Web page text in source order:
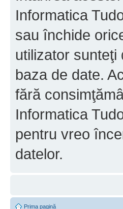
Informatica
sau închide
utilizator
baza de date.
fără
Informatica
pentru vreo
datelor.
Prima pagină